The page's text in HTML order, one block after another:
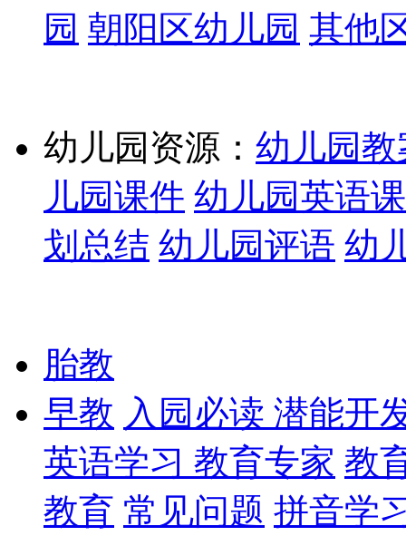
园 朝阳区幼儿园 其他
幼儿园资源： 幼儿园教
儿园课件 幼儿园英语
划总结 幼儿园评语 幼
胎教
早教 入园必读 潜能开
英语学习 教育专家 教
教育 常见问题 拼音学